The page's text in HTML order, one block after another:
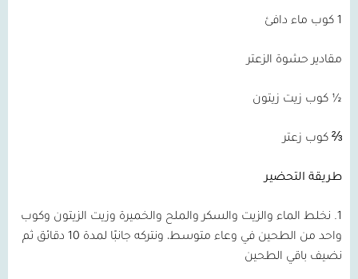
1 كوب ماء دافئ
مقادير حشوة الزعتر
½ كوب زيت زيتون
⅔ كوب زعتر
طريقة التحضير
1. نخلط الماء والزيت والسكر والملح والخميرة وزيت الزيتون وكوب
واحد من الطحين في وعاء متوسط، ونتركه جانبًا لمدة 10 دقائق ثم
نضيف باقي الطحين